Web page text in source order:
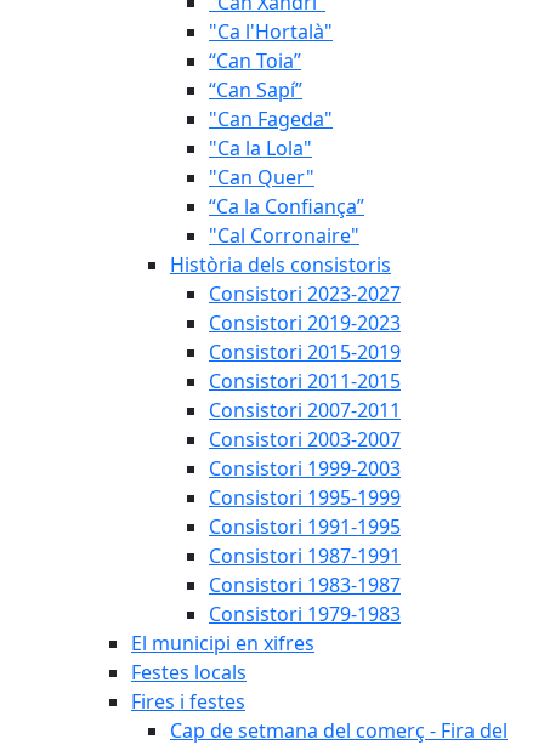
"Ca l'Hortalà"
“Can Toia”
“Can Sapí”
"Can Fageda"
"Ca la Lola"
"Can Quer"
“Ca la Confiança”
"Cal Corronaire"
Història dels consistoris
Consistori 2023-2027
Consistori 2019-2023
Consistori 2015-2019
Consistori 2011-2015
Consistori 2007-2011
Consistori 2003-2007
Consistori 1999-2003
Consistori 1995-1999
Consistori 1991-1995
Consistori 1987-1991
Consistori 1983-1987
Consistori 1979-1983
El municipi en xifres
Festes locals
Fires i festes
Cap de setmana del comerç - Fira del